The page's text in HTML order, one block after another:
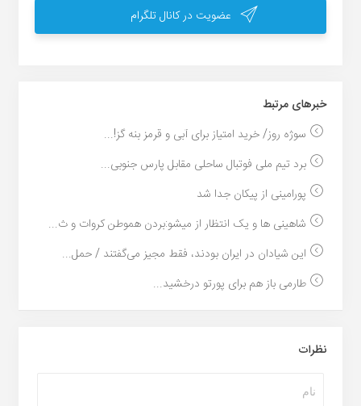
عضویت در کانال تلگرام
خبر‌های مرتبط
سوژه روز/ خرید امتیاز برای آبی و قرمز بنه گز!...
برد تیم ملی فوتبال ساحلی مقابل پارس جنوبی...
پورامینی از پیکان جدا شد
شاهینی ها و یک انتظار از میشو:بردن هموطن کروات و ث...
این شیادان در ایران بودند، فقط مجیز می‌گفتند / حمل...
طارمی باز هم برای پورتو درخشید...
نظرات